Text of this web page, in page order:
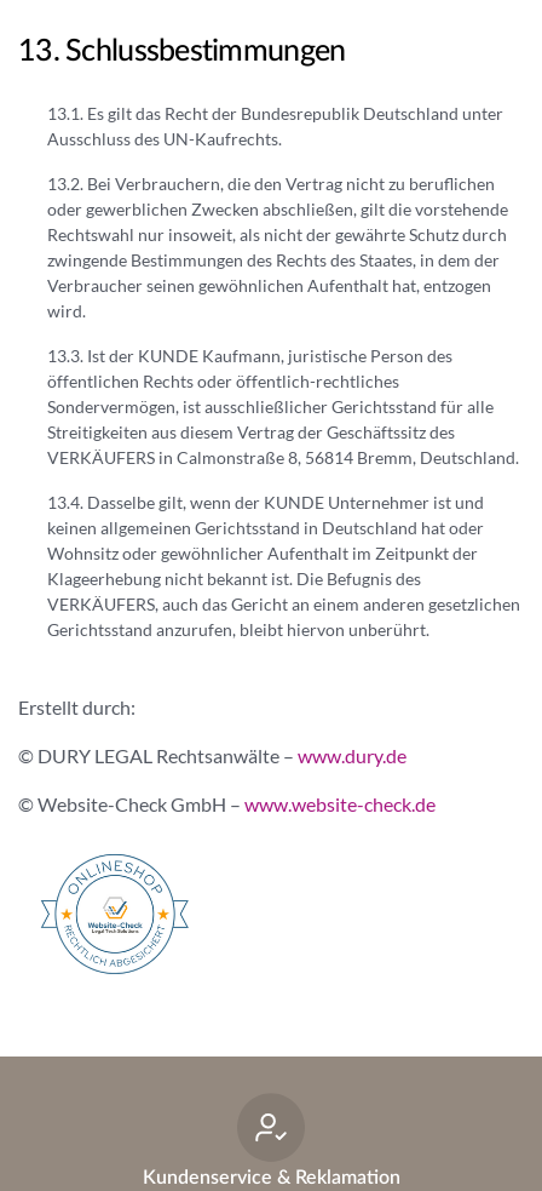
Schlussbestimmungen
Es gilt das Recht der Bundesrepublik Deutschland unter
Ausschluss des UN-Kaufrechts.
Bei Verbrauchern, die den Vertrag nicht zu beruflichen
oder gewerblichen Zwecken abschließen, gilt die vorstehende
Rechtswahl nur insoweit, als nicht der gewährte Schutz durch
zwingende Bestimmungen des Rechts des Staates, in dem der
Verbraucher seinen gewöhnlichen Aufenthalt hat, entzogen
wird.
Ist der KUNDE Kaufmann, juristische Person des
öffentlichen Rechts oder öffentlich-rechtliches
Sondervermögen, ist ausschließlicher Gerichtsstand für alle
Streitigkeiten aus diesem Vertrag der Geschäftssitz des
VERKÄUFERS in Calmonstraße 8, 56814 Bremm, Deutschland.
Dasselbe gilt, wenn der KUNDE Unternehmer ist und
keinen allgemeinen Gerichtsstand in Deutschland hat oder
Wohnsitz oder gewöhnlicher Aufenthalt im Zeitpunkt der
Klageerhebung nicht bekannt ist. Die Befugnis des
VERKÄUFERS, auch das Gericht an einem anderen gesetzlichen
Gerichtsstand anzurufen, bleibt hiervon unberührt.
Erstellt durch:
© DURY LEGAL Rechtsanwälte – www.dury.de
© Website-Check GmbH – www.website-check.de
Kundenservice & Reklamation